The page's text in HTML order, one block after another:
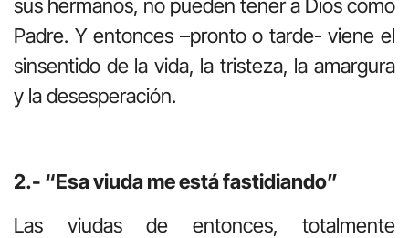
sus hermanos, no pueden tener a Dios como
Padre. Y entonces –pronto o tarde- viene el
sinsentido de la vida, la tristeza, la amargura
y la desesperación.
2.- “Esa viuda me está fastidiando”
Las viudas de entonces, totalmente